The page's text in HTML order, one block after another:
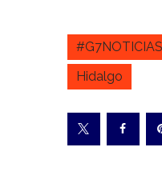
#G7NOTICIAS
Hidalgo